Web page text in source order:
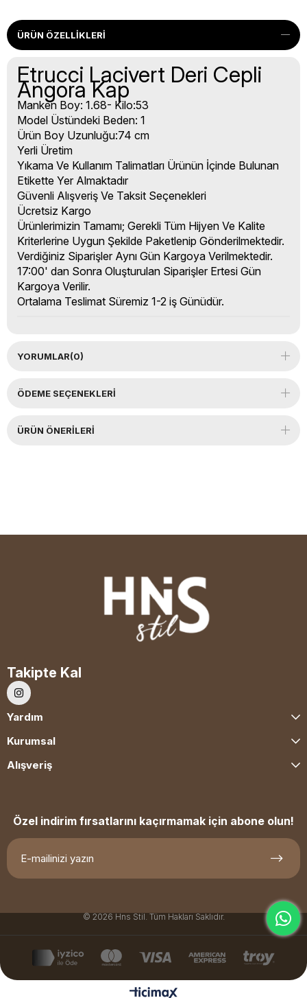
ÜRÜN ÖZELLIKLERI
Etrucci Lacivert Deri Cepli
Angora Kap
Manken Boy: 1.68- Kilo:53
Model Üstündeki Beden: 1
Ürün Boy Uzunluğu:74 cm
Yerli Üretim
Yıkama Ve Kullanım Talimatları Ürünün İçinde Bulunan
Etikette Yer Almaktadır
Güvenli Alışveriş Ve Taksit Seçenekleri
Ücretsiz Kargo
Ürünlerimizin Tamamı; Gerekli Tüm Hijyen Ve Kalite
Kriterlerine Uygun Şekilde Paketlenip Gönderilmektedir.
Verdiğiniz Siparişler Aynı Gün Kargoya Verilmektedir.
17:00' dan Sonra Oluşturulan Siparişler Ertesi Gün
Kargoya Verilir.
Ortalama Teslimat Süremiz 1-2 iş Günüdür.
YORUMLAR(0)
ÖDEME SEÇENEKLERI
ÜRÜN ÖNERILERI
Takipte Kal
Yardım
Kurumsal
Alışveriş
Özel indirim fırsatlarını kaçırmamak için abone olun!
© 2026 Hns Stil. Tüm Hakları Saklıdır.